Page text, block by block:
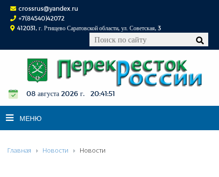
crossrus@yandex.ru
+7(84540)42072
412031, г. Ртищево Саратовской области, ул. Советская, 3
08 августа 2026 г. 20:41:51
МЕНЮ
НОВОСТИ
Главная Новости Новости